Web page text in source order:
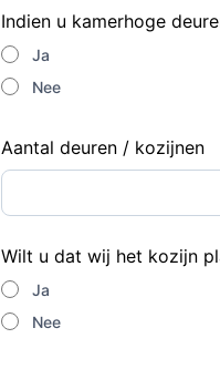
Indien u kamerhoge
Ja
Nee
Aantal deuren / kozijnen
Wilt u dat wij het kozijn
Ja
Nee